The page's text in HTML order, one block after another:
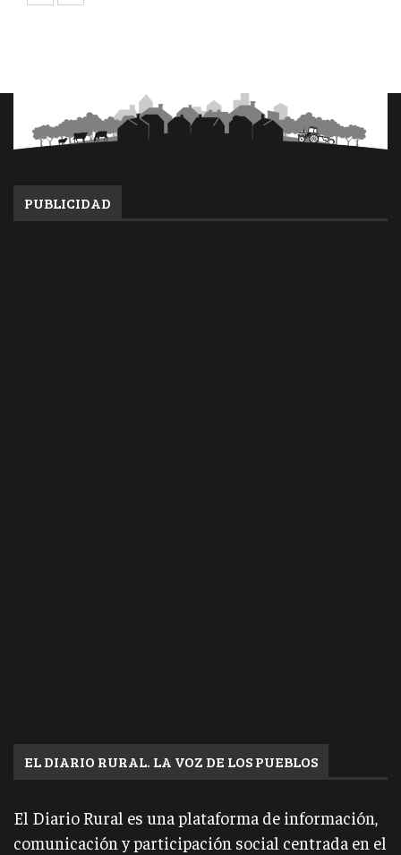
PUBLICIDAD
EL DIARIO RURAL. LA VOZ DE LOS PUEBLOS
El Diario Rural es una plataforma de información,
comunicación y participación social centrada en el